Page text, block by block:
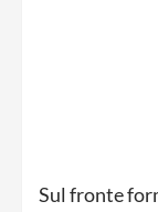
Sul fronte